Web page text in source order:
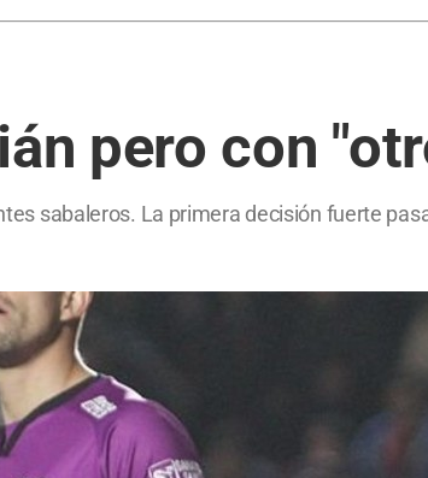
pero con
sabaleros. La primera decisión fuerte